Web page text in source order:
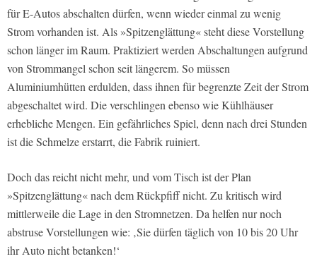
für E-Autos abschalten dürfen, wenn wieder einmal zu wenig
Strom vorhanden ist. Als »Spitzenglättung« steht diese Vorstellung
schon länger im Raum. Praktiziert werden Abschaltungen aufgrund
von Strommangel schon seit längerem. So müssen
Aluminiumhütten erdulden, dass ihnen für begrenzte Zeit der Strom
abgeschaltet wird. Die verschlingen ebenso wie Kühlhäuser
erhebliche Mengen. Ein gefährliches Spiel, denn nach drei Stunden
ist die Schmelze erstarrt, die Fabrik ruiniert.
Doch das reicht nicht mehr, und vom Tisch ist der Plan
»Spitzenglättung« nach dem Rückpfiff nicht. Zu kritisch wird
mittlerweile die Lage in den Stromnetzen. Da helfen nur noch
abstruse Vorstellungen wie: ‚Sie dürfen täglich von 10 bis 20 Uhr
ihr Auto nicht betanken!‘